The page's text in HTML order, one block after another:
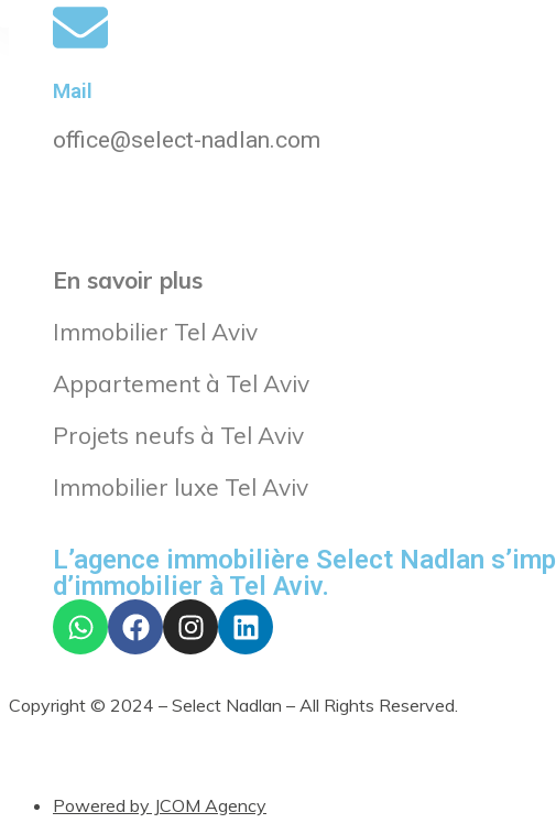
Mail
office@select-nadlan.com
En savoir plus
Immobilier Tel Aviv
Appartement à Tel Aviv
Projets neufs à Tel Aviv
Immobilier luxe Tel Aviv
L’agence immobilière Select Nadlan
d’immobilier à Tel Aviv.
Copyright © 2024 – Select Nadlan – All Rights Reserved.
Powered by JCOM Agency